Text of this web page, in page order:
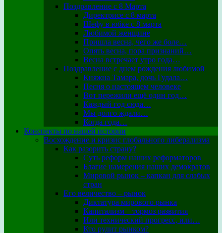
Поздравление с 8 Марта
Директрисе с 8 марта
Шефу в юбке с 8 марта
Любимой женщине
Пришла весна, чего же боле…
Опять весна, пора признаний…
Весна встречает утро года…
Поздравление с днем рождения любимой
Княжна Тамара, дочь Гудала…
Песня о настоящем человеке
Вот пережили ещё один год…
Каждый год сюда…
Мы долго ждали…
Когда года…
Конспекты по нашей истории
Восхождение и кризис глобального либерализма
Как разорить страну?
Суть реформ наших реформаторов
Благие намерения наших демократов
Мировой рынок – капкан для слабых
стран
Его величество – рынок
Диктатура мирового рынка
Капитализм – тормоз развития
Или технический прогресс, или…
Кто рулит рынком?